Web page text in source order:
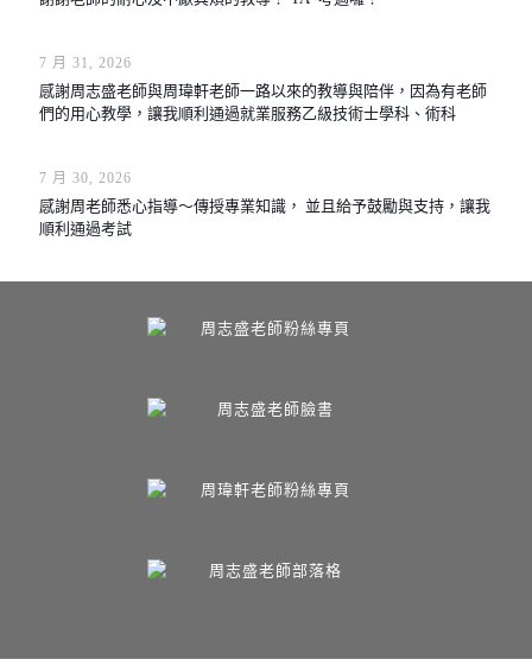
7 月 31, 2026
感謝周志盛老師與周瑋軒老師一路以來的教導與陪伴，因為有老師
們的用心教學，讓我順利通過就業服務乙級技術士學科、術科
7 月 30, 2026
感謝周老師悉心指導～傳授專業知識， 並且給予鼓勵與支持，讓我
順利通過考試